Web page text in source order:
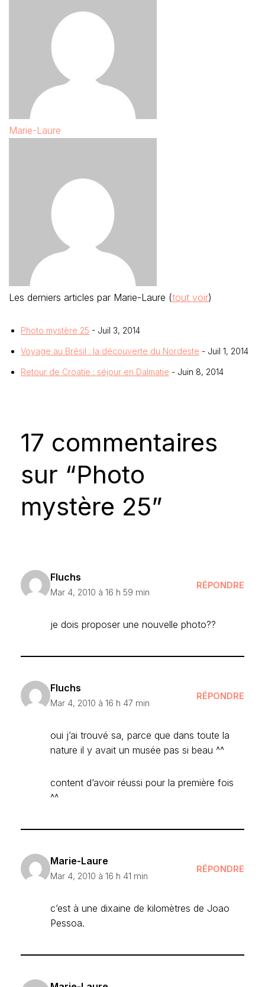
Marie-Laure
Les derniers articles par Marie-Laure (tout voir)
Photo mystère 25 - Juil 3, 2014
Voyage au Brésil : la découverte du Nordeste - Juil 1, 2014
Retour de Croatie : séjour en Dalmatie - Juin 8, 2014
17 commentaires
sur “Photo
mystère 25”
Fluchs
Mar 4, 2010 à 16 h 59 min
RÉPONDRE
je dois proposer une nouvelle photo??
Fluchs
Mar 4, 2010 à 16 h 47 min
RÉPONDRE
oui j’ai trouvé sa, parce que dans toute la
nature il y avait un musée pas si beau ^^
content d’avoir réussi pour la première fois
^^
Marie-Laure
Mar 4, 2010 à 16 h 41 min
RÉPONDRE
c’est à une dixaine de kilomètres de Joao
Pessoa.